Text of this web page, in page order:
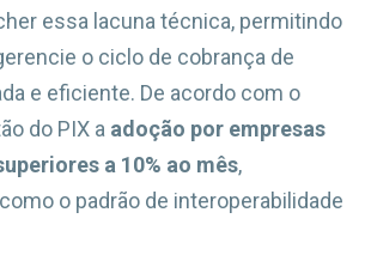
essa lacuna técnica, permitindo
o ciclo de cobrança de
e eficiente. De acordo com o
do PIX a adoção por empresas
a 10% ao mês,
o padrão de interoperabilidade